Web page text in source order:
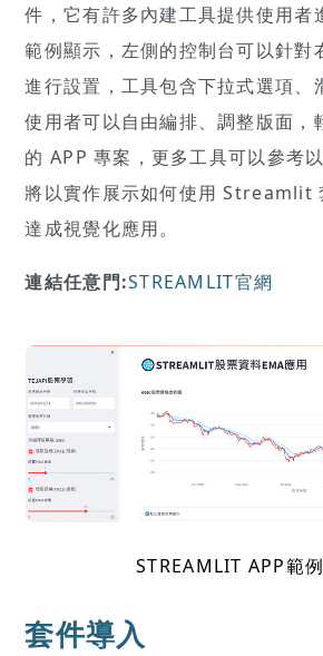
件，它有許多內建工具提供使用者
範例顯示，左側的控制台可以針
進行設置，工具包含下拉式選項
使用者可以自由編排、調整版面，
的 APP 專案，更多工具可以參考
將以實作展示如何使用 Streamlit
達成視覺化應用。
連結任意門:STREAMLIT官網
STREAMLIT APP範
套件導入